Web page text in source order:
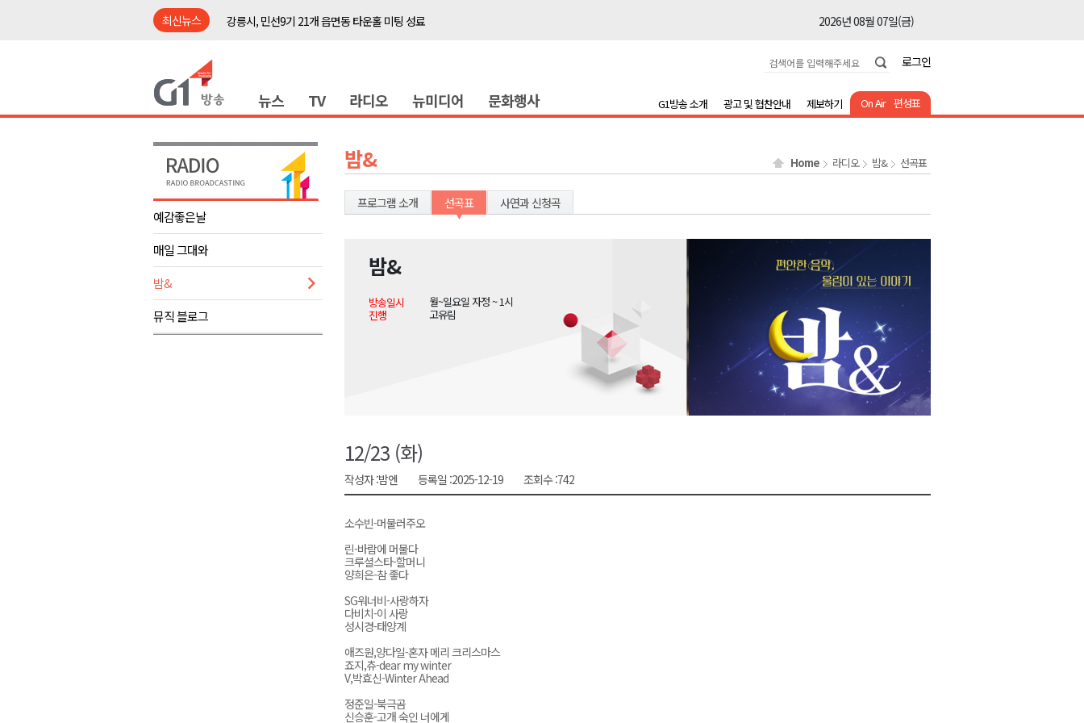
최신뉴스
강릉시, 민선9기 21개 읍면동 타운홀 미팅 성료
2026년 08월 07일(금)
2026년 08월 07일(금)
<강원랜드> 마카오 카지노 "복합리조트로 진화 중"
2026년 08월 07일(금)
강원도립대학교, 하반기 평생교육원 수강생 모집
태백시, 28~29일 제5회 황부자 며느리 축제
2026년 08월 07일(금)
오늘 극한폭염 계속..낮 최고 ‘영상 38도’
2026년 08월 07일(금)
강릉시, 민선9기 21개 읍면동 타운홀 미팅 성료
2026년 08월 07일(금)
양구군, 원주환경청에 비점오염저감 사업 등 건의
2026년 08월 07일(금)
<강원랜드> 관광객이 인구 3배..싱가포르 복합리조트
2026년 08월 07일(금)
2026년 08월 07일(금)
2026년 08월 07일(금)
2026년 08월 07일(금)
오늘 극한폭염 계속..낮 최고 ‘영상 38도’
썩고, 무르고..농산물 피해 속출
로그인
뉴스 TV 라디오 뉴미디어 문화행사 On Air 편성표
G1방송 소개 광고 및 협찬안내 제보하기
예감좋은날
매일 그대와
밤&
뮤직 블로그
밤& Home 라디오 밤& 선곡표
프로그램 소개 선곡표 사연과 신청곡
밤&
방송일시
월~일요일 자정 ~ 1시
진행
고유림
12/23 (화)
작성자 :밤엔 등록일 :2025-12-19 조회수 :742
소수빈-머물러주오
린-바람에 머물다
크루셜스타-할머니
양희은-참 좋다
SG워너비-사랑하자
다비치-이 사랑
성시경-태양계
애즈원,양다일-혼자 메리 크리스마스
죠지,츄-dear my winter
V,박효신-Winter Ahead
정준일-북극곰
신승훈-고개 숙인 너에게